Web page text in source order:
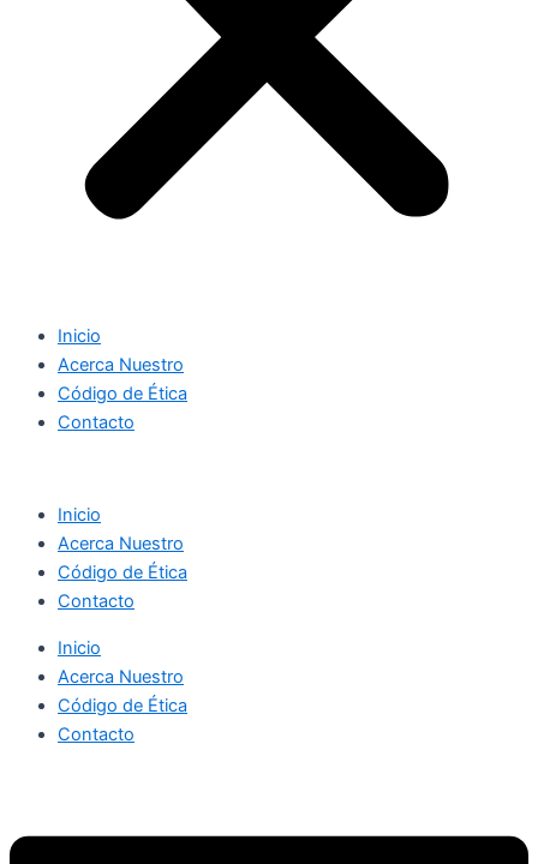
Inicio
Acerca Nuestro
Código de Ética
Contacto
Inicio
Acerca Nuestro
Código de Ética
Contacto
Inicio
Acerca Nuestro
Código de Ética
Contacto